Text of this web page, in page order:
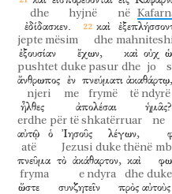
dhe hyjnë në
ἐδίδασκεν.
jepte mësim
καὶ
dhe
ἐξουσίαν
pushtet
ἔχων,
duke pasur
καὶ
dhe
οὐχ
jo
ἄνθρωπος
njeri
ἐν
me
πνεύματι
frymë
ἀκαθάρτῳ,
të ndyrë
ἦλθες
erdhe
ἀπολέσαι
për të shkatërruar
ἡμᾶς?
ne
αὐτῷ
atë
ὁ Ἰησοῦς
Jezusi
λέγων,
duke thënë
πνεῦμα
fryma
τὸ ἀκάθαρτον,
e ndyra
καὶ
dhe
ὥστε συνζητεῖν πρὸς αὐτοὺς